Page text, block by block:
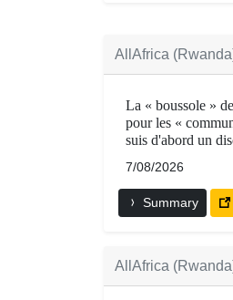
AllAfrica
La « boussole »
pour les «
suis d'abord un
7/08/2026
Summary
AllAfrica